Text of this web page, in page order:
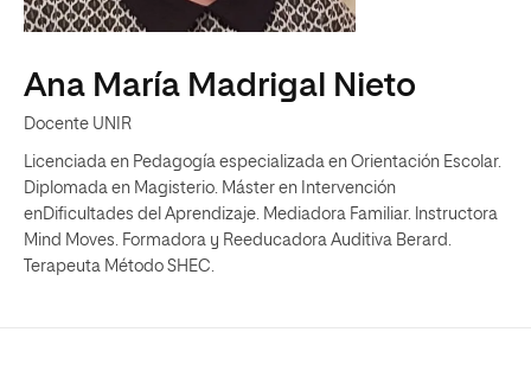
Ana María Madrigal Nieto
Docente UNIR
Licenciada en Pedagogía especializada en Orientación Escolar.
Diplomada en Magisterio. Máster en Intervención
enDificultades del Aprendizaje. Mediadora Familiar. lnstructora
Mind Moves. Formadora y Reeducadora Auditiva Berard.
Terapeuta Método SHEC.